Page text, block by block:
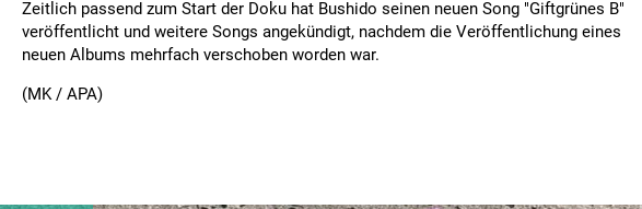
Zeitlich passend zum Start der Doku hat Bushido seinen neuen Song "Giftgrünes B"
veröffentlicht und weitere Songs angekündigt, nachdem die Veröffentlichung eines
neuen Albums mehrfach verschoben worden war.
(MK / APA)